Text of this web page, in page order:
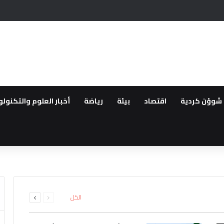
في عهد سلطة دمشق وعدم سلامة سوريا للعيش فيها بسبب الانتهاكات
شوؤن كردية اقتصاد بيئة رياضة أخبار العلوم
صيانة خزان وقود في تل براك
بين قتيل وجريحبانتمائهما إلى تنظيم
العراقية ترفع
..مهجروا سري كانية
لأهالي عفرين
الكل الصفحةالصفحة